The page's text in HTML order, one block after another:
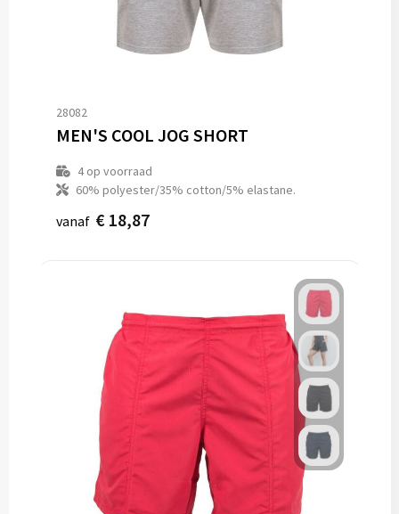
28082
MEN'S COOL JOG SHORT
4op voorraad
60% polyester/35% cotton/5% elastane.
vanaf € 18,87